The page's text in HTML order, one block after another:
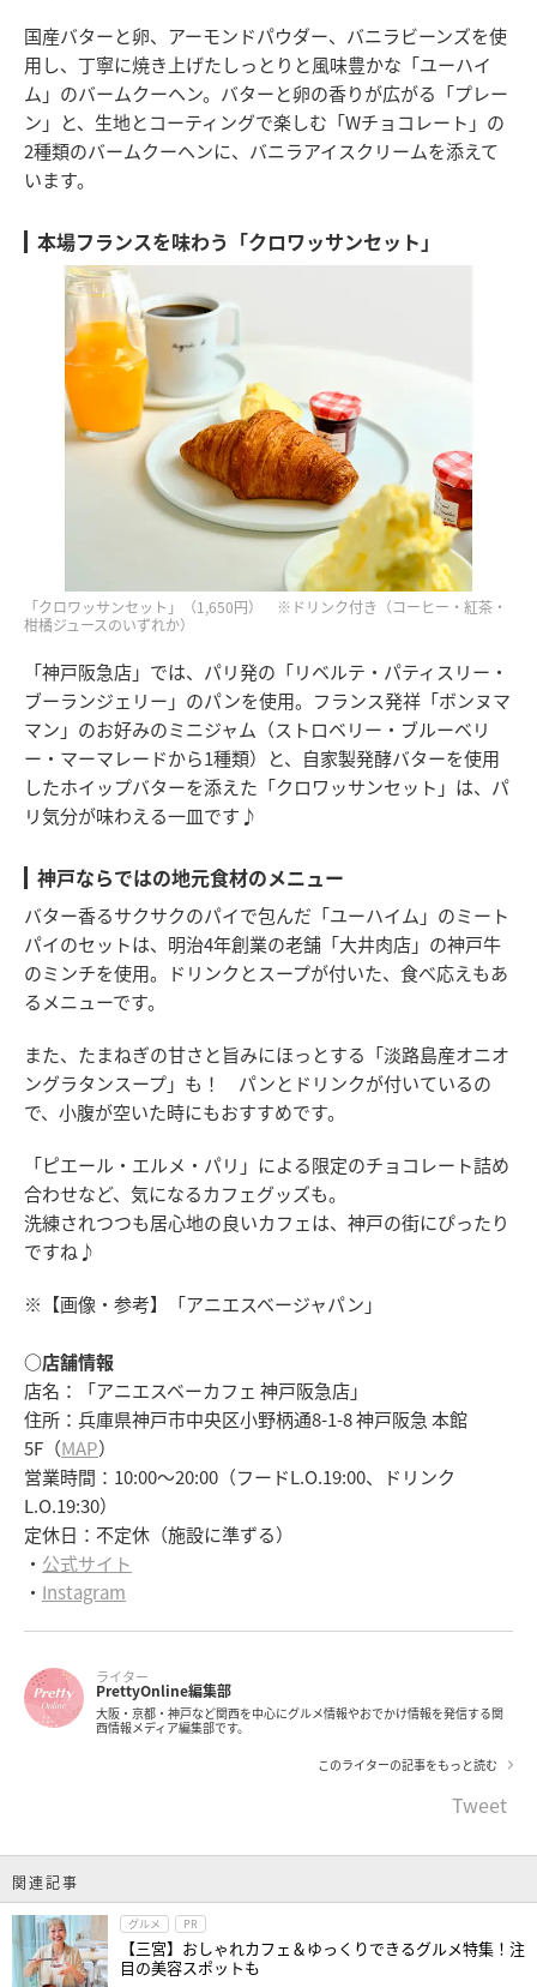
国産バターと卵、アーモンドパウダー、バニラビーンズを使
用し、丁寧に焼き上げたしっとりと風味豊かな「ユーハイ
ム」のバームクーヘン。バターと卵の香りが広がる「プレー
ン」と、生地とコーティングで楽しむ「Wチョコレート」の
2種類のバームクーヘンに、バニラアイスクリームを添えて
います。
本場フランスを味わう「クロワッサンセット」
「クロワッサンセット」（1,650円） ※ドリンク付き（コーヒー・紅茶・
柑橘ジュースのいずれか）
「神戸阪急店」では、パリ発の「リベルテ・パティスリー・
ブーランジェリー」のパンを使用。フランス発祥「ボンヌマ
マン」のお好みのミニジャム（ストロベリー・ブルーベリ
ー・マーマレードから1種類）と、自家製発酵バターを使用
したホイップバターを添えた「クロワッサンセット」は、パ
リ気分が味わえる一皿です♪
神戸ならではの地元食材のメニュー
バター香るサクサクのパイで包んだ「ユーハイム」のミート
パイのセットは、明治4年創業の老舗「大井肉店」の神戸牛
のミンチを使用。ドリンクとスープが付いた、食べ応えもあ
るメニューです。
また、たまねぎの甘さと旨みにほっとする「淡路島産オニオ
ングラタンスープ」も！ パンとドリンクが付いているの
で、小腹が空いた時にもおすすめです。
「ピエール・エルメ・パリ」による限定のチョコレート詰め
合わせなど、気になるカフェグッズも。
洗練されつつも居心地の良いカフェは、神戸の街にぴったり
ですね♪
※【画像・参考】「アニエスベージャパン」
○店舗情報
店名：「アニエスベーカフェ 神戸阪急店」
住所：兵庫県神戸市中央区小野柄通8-1-8 神戸阪急 本館
5F（MAP）
営業時間：10:00～20:00（フードL.O.19:00、ドリンク
L.O.19:30）
定休日：不定休（施設に準ずる）
・ 公式サイト
・ Instagram
ライター
PrettyOnline編集部
大阪・京都・神戸など関西を中心にグルメ情報やおでかけ情報を発信する関
西情報メディア編集部です。
このライターの記事をもっと読む
Tweet
関連記事
グルメ PR
【三宮】おしゃれカフェ＆ゆっくりできるグルメ特集！注
目の美容スポットも